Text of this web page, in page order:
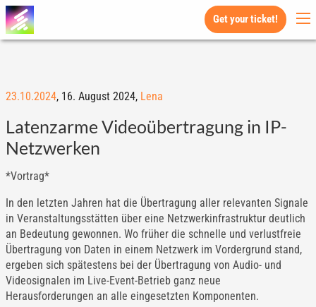
Get your ticket!
23.10.2024, 16. August 2024, Lena
Latenzarme Videoübertragung in IP-
Netzwerken
*Vortrag*
In den letzten Jahren hat die Übertragung aller relevanten Signale
in Veranstaltungsstätten über eine Netzwerkinfrastruktur deutlich
an Bedeutung gewonnen. Wo früher die schnelle und verlustfreie
Übertragung von Daten in einem Netzwerk im Vordergrund stand,
ergeben sich spätestens bei der Übertragung von Audio- und
Videosignalen im Live-Event-Betrieb ganz neue
Herausforderungen an alle eingesetzten Komponenten.